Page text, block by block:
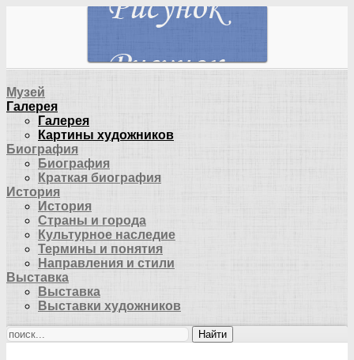
Музей
Галерея
Галерея
Картины художников
Биография
Биография
Краткая биография
История
История
Страны и города
Культурное наследие
Термины и понятия
Направления и стили
Выставка
Выставка
Выставки художников
Найти